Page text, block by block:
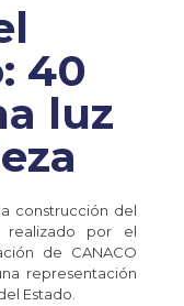
40
luz
construcción del
realizado por el
de CANACO
representación
Estado.